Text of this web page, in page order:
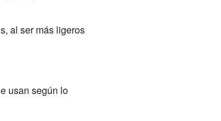
al ser más ligeros
usan según lo